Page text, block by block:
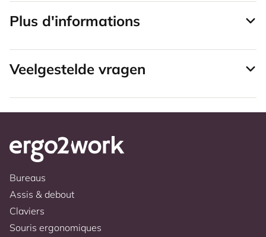
Plus d'informations
Veelgestelde vragen
Bureaus
Assis & debout
Claviers
Souris ergonomiques